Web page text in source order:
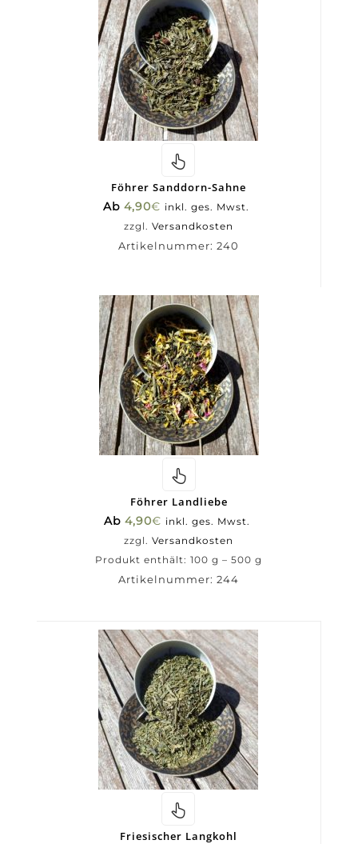
Föhrer Sanddorn-Sahne
Ab4,90€ inkl. ges. Mwst.
zzgl. Versandkosten
Artikelnummer: 240
Föhrer Landliebe
Ab 4,90€ inkl. ges. Mwst.
zzgl.Versandkosten
Produkt enthält: 100g – 500g
Artikelnummer:244
Friesischer Langkohl